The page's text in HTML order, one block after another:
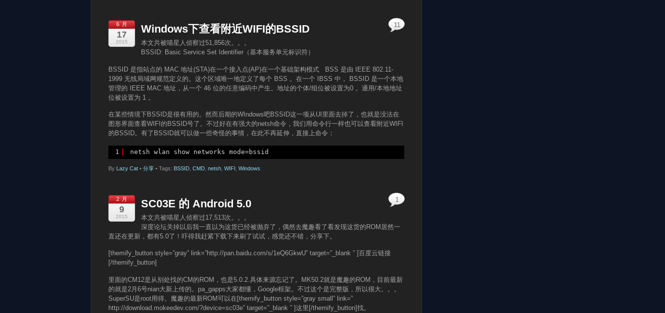
6 月
17
2015
Windows下查看附近WIFI的BSSID
本文共被喵星人侦察过51,856次。。。
BSSID: Basic Service Set Identifier（基本服务单元标识符）
BSSID 是指站点的 MAC 地址(STA)在一个接入点(AP)在一个基础架构模式 BSS 是由 IEEE 802.11-
1999 无线局域网规范定义的。这个区域唯一地定义了每个 BSS 。在一个 IBSS 中， BSSID 是一个本地
管理的 IEEE MAC 地址，从一个 46 位的任意编码中产生。地址的个体/组位被设置为0 。通用/本地地址
位被设置为 1 。
在某些情境下BSSID是很有用的。然而后期的WIndows吧BSSID这一项从UI里面去掉了，也就是没法在
图形界面查看WIFI的BSSID号了。不过好在有强大的netsh命令，我们用命令行一样也可以查看附近WIFI
的BSSID。有了BSSID就可以做一些奇怪的事情，在此不再延伸，直接上命令：
1 netsh wlan show networks mode=bssid
By Lazy Cat • 分享
11
• Tags: BSSID CMD netsh WIFI Windows
2 月
9
2015
SC03E 的 Android 5.0
本文共被喵星人侦察过17,513次。。。
深度论坛关掉以后我一直以为这货已经被抛弃了，偶然去魔趣看了看发现这货的ROM居然一
直还在更新，都有5.0了！吓得我赶紧下载下来刷了试试，感觉还不错，分享下。
[themify_button style=”gray” link=”http://pan.baidu.com/s/1eQ6GkwU” target=”_blank ” ]百度云链接
[/themify_button]
里面的CM12是从别处找的CM的ROM，也是5.0.2.具体来源忘记了。MK50.2就是魔趣的ROM，目前最新
的就是2月6号nian大新上传的。pa_gapps大家都懂，Google框架。不过这个是完整版，所以很大。。。
SuperSU是root用得。魔趣的最新ROM可以在[themify_button style=”gray small” link=”
http://download.mokeedev.com/?device=sc03e” target=”_blank ” ]这里[/themify_button]找。
1